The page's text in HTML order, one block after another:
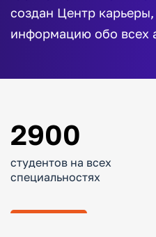
создан Центр
информацию обо всех
2900
студентов на всех
специальностях